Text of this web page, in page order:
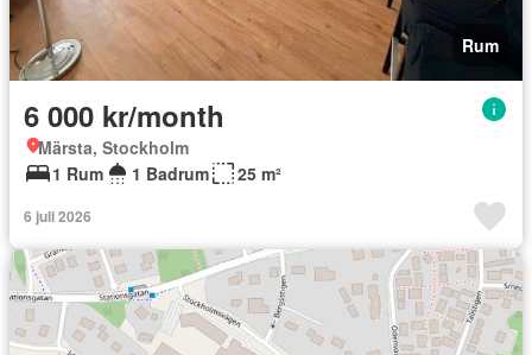
Rum
6 000 kr/month
Märsta, Stockholm
1 Rum
1 Badrum 25 m²
6 juli 2026